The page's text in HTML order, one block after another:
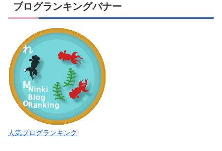
れ
れ
。
M
o
i
ブログランキングバナー
人気ブログランキング